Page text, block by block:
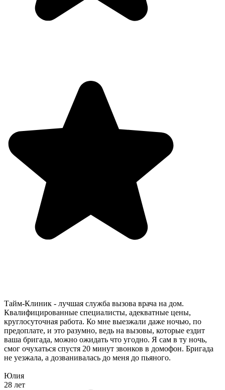
Тайм-Клиник - лучшая служба вызова врача на дом.
Квалифицированные специалисты, адекватные цены,
круглосуточная работа. Ко мне выезжали даже ночью, по
предоплате, и это разумно, ведь на вызовы, которые ездит
ваша бригада, можно ожидать что угодно. Я сам в ту ночь,
смог очухаться спустя 20 минут звонков в домофон. Бригада
не уезжала, а дозванивалась до меня до пьяного.
Юлия
28 лет